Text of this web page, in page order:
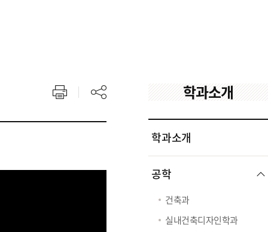
학과소개
학과소개
공학
건축과
실내건축디자인학과